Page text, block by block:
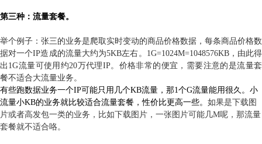
第三种：流量套餐。
举个例子：张三的业务是爬取实时变动的商品价格数据， 每条商品价格数
据对一个IP造成的流量大约为5KB左右。 1G=1024M=1048576KB，由此得
出1G流量可使用约20万代理IP。 价格非常的便宜，需要注意的是流量套
餐不适合大流量业务。
有些跑数据业务一个IP可能只用几个KB流量，那1个G流量能用很久。小
流量小KB的业务就比较适合流量套餐，性价比更高一些。 如果是下载图
片或者高发包一类的业务，比如下载图片，一张图片可能几M呢，那流量
套餐就不适合咯。